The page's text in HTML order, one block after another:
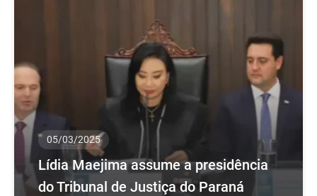
05/03/2025
Lídia Maejima assume a presidência
do Tribunal de Justiça do Paraná